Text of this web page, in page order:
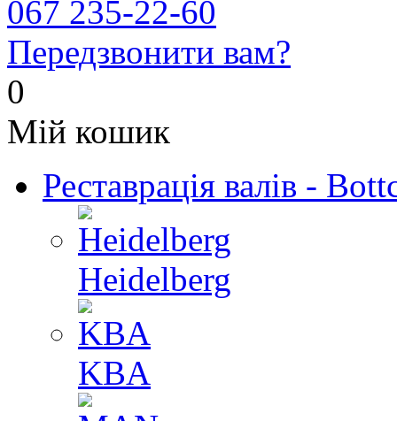
067 235-22-60
Передзвонити вам?
0
Мій кошик
Реставрація валів -
Heidelberg
KBA